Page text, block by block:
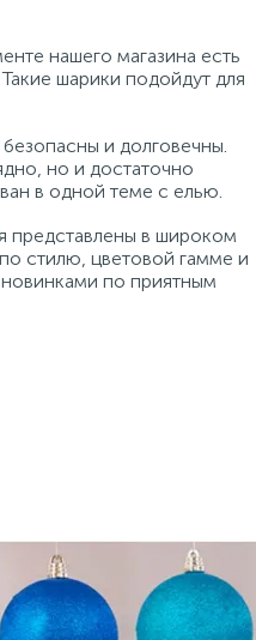
нашего магазина есть
шарики подойдут для
и долговечны.
но и достаточно
в одной теме с елью.
представлены в широком
стилю, цветовой гамме и
по приятным